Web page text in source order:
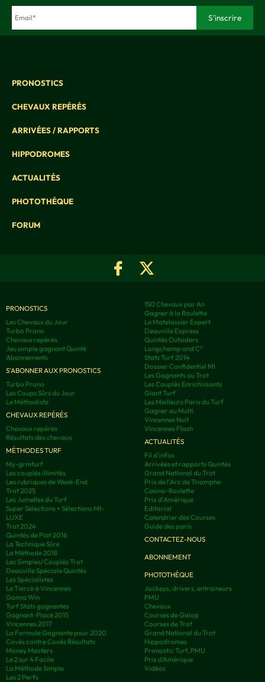
PRONOSTICS
CHEVAUX REPÉRÉS
ARRIVÉES / RAPPORTS
HIPPODROMES
ACTUALITÉS
PHOTOTHÈQUE
FORUM
PRONOSTICS
Les Chevaux du Jour
Turbo Prono
Chevaux repérés
Jeu simple gagnant Quinté
Abonnements
S'ABONNER AUX PRONOSTICS
Turbo Prono
Les Coups Sûrs du Jour
Le Méthodiste
CHEVAUX REPÉRÉS
Chevaux repérés
Résultats des chevaux
MÉTHODES TURF
My-grmturf
Les couplés illimités
Les rubriques de Week-End
Trot 2025
Les Jumelles du Turf
Super Sélections + Sélections MI-
LUXE
Trot 2024
Quintés de Plat 2016
La Technique Sûre
La Méthode 2018
Les Simples/Couplés Trot
Deauville Spéciale Quintés
Les Spécialistes
Le Tiercé à Vincennes
Gonna Win
Turf Stats gagnantes
Gagnant-Placé 2015
Vincennes 2017
La Formule Gagnante pour 2020
Covès contre Covès Résultats
Money Masters
Le 2 sur 4 Facile
La Méthode Simple
Les 2 Perfs
150 Chevaux par An
Gagner à la Roulette
Le Matelassier Expert
Deauville Express
Quintés Outsiders
Longchamp and C°
Stats Turf 2014
Dossier Confidentiel MI
Les Gagnants au Trot
Les Couplés Enrichissants
Giant Turf
Les Meilleurs Paris du Turf
Gagner au Multi
Vincennes Nuit
Vincennes Flash
ACTUALITÉS
Fil d'infos
Arrivées et rapports Quintés
Grand National du Trot
Prix de l'Arc de Triomphe
Casino-Roulette
Prix d'Amérique
Editorial
Calendrier des Courses
Guide des paris
CONTACTEZ-NOUS
ABONNEMENT
PHOTOTHÈQUE
Jockeys, drivers, entraineurs
PMU
Chevaux
Courses de Galop
Courses de Trot
Grand National du Trot
Hippodromes
Pronostic Turf, PMU
Prix d’Amérique
Vidéos